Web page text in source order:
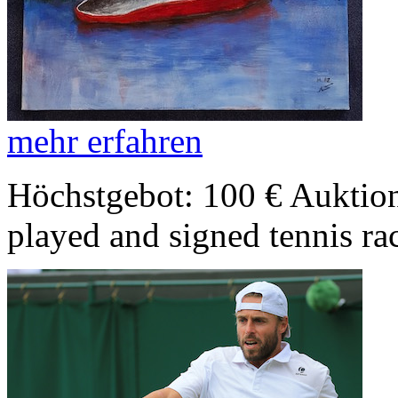
mehr erfahren
Höchstgebot: 100 €
played and signed tennis